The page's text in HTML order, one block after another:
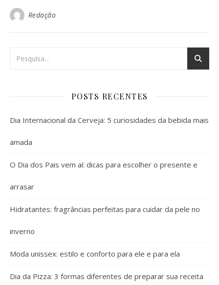
Redação
POSTS RECENTES
Dia Internacional da Cerveja: 5 curiosidades da bebida mais
amada
O Dia dos Pais vem aí: dicas para escolher o presente e
arrasar
Hidratantes: fragrâncias perfeitas para cuidar da pele no
inverno
Moda unissex: estilo e conforto para ele e para ela
Dia da Pizza: 3 formas diferentes de preparar sua receita